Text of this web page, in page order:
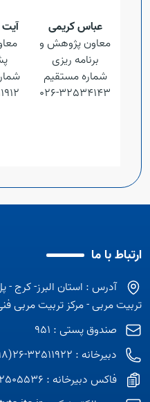
عباس کریمی
معاون پژوهش و
برنامه ریزی
شماره مستقیم
32534143-026
026
ارتباط با ما
آدرس : استان البرز- کرج -
تربیت مربی - مرکز تربیت مربی
صندوق پستی : 951
دبیرخانه : 32511922-26(98+)
فاکس دبیرخانه : 32505536-26(98+)